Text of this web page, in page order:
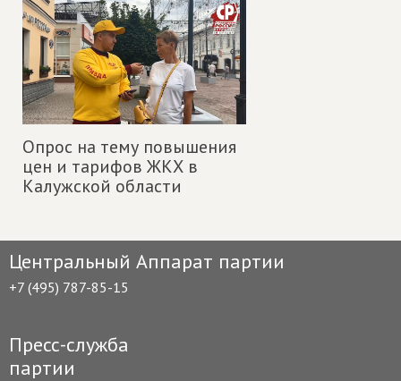
Опрос на тему повышения
цен и тарифов ЖКХ в
Калужской области
Центральный Аппарат партии
+7 (495) 787-85-15
Пресс-служба
партии